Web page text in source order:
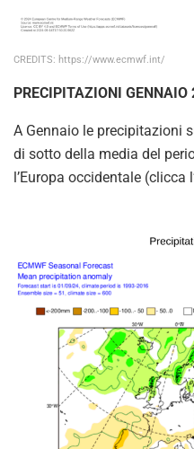
CREDITS: https://www.ecmwf.int/
PRECIPITAZIONI GENNAIO
A Gennaio le precipitazioni
di sotto della media del
l’Europa occidentale (clicca